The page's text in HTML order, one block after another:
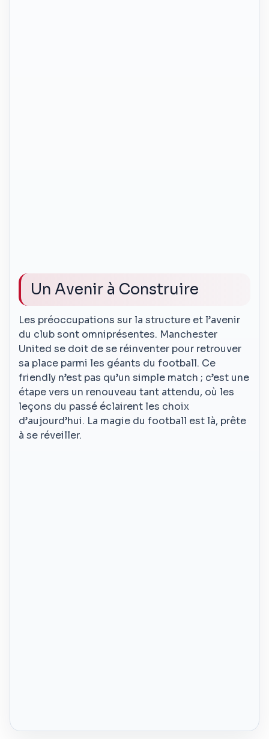
Un Avenir à Construire
Les préoccupations sur la structure et l’avenir
du club sont omniprésentes. Manchester
United se doit de se réinventer pour retrouver
sa place parmi les géants du football. Ce
friendly n’est pas qu’un simple match ; c’est une
étape vers un renouveau tant attendu, où les
leçons du passé éclairent les choix
d’aujourd’hui. La magie du football est là, prête
à se réveiller.